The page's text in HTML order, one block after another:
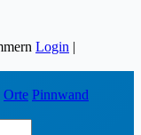
Login |
Orte Pinnwand